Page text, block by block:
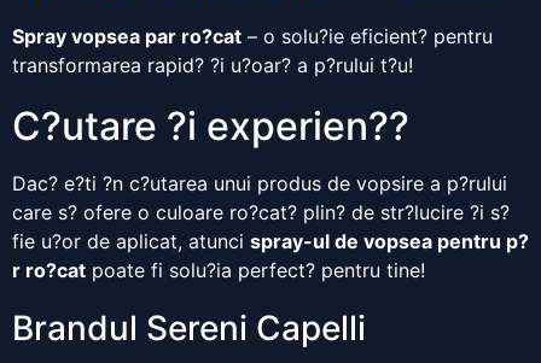
Spray vopsea par ro?cat – o solu?ie eficient? pentru
transformarea rapid? ?i u?oar? a p?rului t?u!
C?utare ?i experien??
Dac? e?ti ?n c?utarea unui produs de vopsire a p?rului
care s? ofere o culoare ro?cat? plin? de str?lucire ?i s?
fie u?or de aplicat, atunci spray-ul de vopsea pentru p?
r ro?cat poate fi solu?ia perfect? pentru tine!
Brandul Sereni Capelli